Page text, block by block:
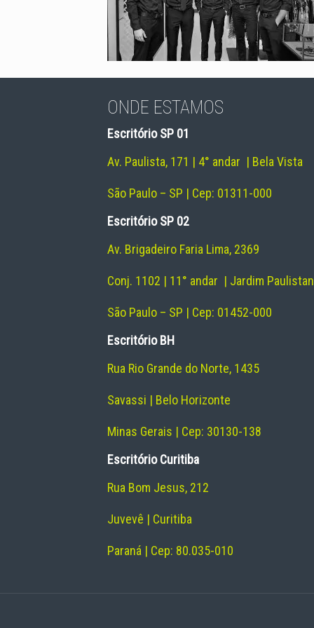
ONDE ESTAMOS
Escritório SP 01
Av. Paulista, 171 | 4° andar | Bela Vista
São Paulo – SP | Cep: 01311-000
Escritório SP 02
Av. Brigadeiro Faria Lima, 2369
Conj. 1102 | 11° andar | Jardim
São Paulo – SP | Cep: 01452-000
Escritório BH
Rua Rio Grande do Norte, 1435
Savassi | Belo Horizonte
Minas Gerais | Cep: 30130-138
Escritório Curitiba
Rua Bom Jesus, 212
Juvevê | Curitiba
Paraná | Cep: 80.035-010